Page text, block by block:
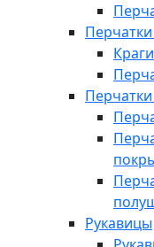
Рукавицы